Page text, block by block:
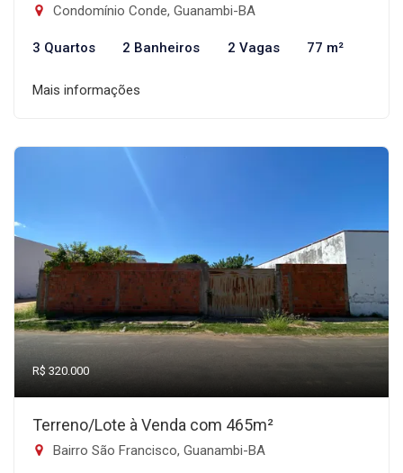
Condomínio Conde, Guanambi-BA
3 Quartos 2 Banheiros 2 Vagas 77 m²
Mais informações
R$ 320.000
Terreno/Lote à Venda com 465m²
Bairro São Francisco, Guanambi-BA